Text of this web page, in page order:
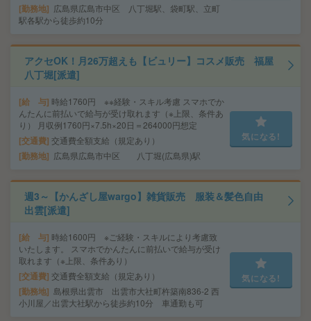
勤務地
広島県広島市中区 八丁堀駅、袋町駅、立町
駅各駅から徒歩約10分
アクセOK！月26万超えも【ビュリー】コスメ販売 福屋
八丁堀[派遣]
給 与 時給1760円 ※※経験・スキル考慮 スマホでか
んたんに前払いで給与が受け取れます（※上限、条件あ
り） 月収例1760円×7.5h×20日＝264000円想定
交通費 交通費全額支給（規定あり）
勤務地 広島県広島市中区 八丁堀(広島県)駅
気になる!
週3～【かんざし屋wargo】雑貨販売 服装＆髪色自由
出雲[派遣]
給 与 時給1600円 ※ご経験・スキルにより考慮致
いたします。 スマホでかんたんに前払いで給与が受け
取れます（※上限、条件あり）
交通費 交通費全額支給（規定あり）
勤務地 島根県出雲市 出雲市大社町杵築南836-2 西
小川屋／出雲大社駅から徒歩約10分 車通勤も可
気になる!